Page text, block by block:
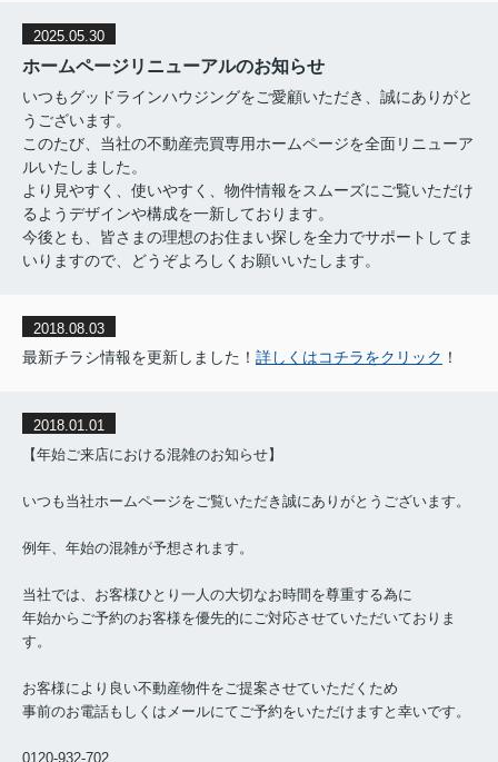
2025.05.30
ホームページリニューアルのお知らせ
いつもグッドラインハウジングをご愛顧いただき、誠にありがと
うございます。
このたび、当社の不動産売買専用ホームページを全面リニューア
ルいたしました。
より見やすく、使いやすく、物件情報をスムーズにご覧いただけ
るようデザインや構成を一新しております。
今後とも、皆さまの理想のお住まい探しを全力でサポートしてま
いりますので、どうぞよろしくお願いいたします。
2018.08.03
最新チラシ情報を更新しました！ 詳しくはコチラをクリック ！
2018.01.01
【年始ご来店における混雑のお知らせ】
いつも当社ホームページをご覧いただき誠にありがとうございます。
例年、年始の混雑が予想されます。
当社では、お客様ひとり一人の大切なお時間を尊重する為に
年始からご予約のお客様を優先的にご対応させていただいておりま
す。
お客様により良い不動産物件をご提案させていただくため
事前のお電話もしくはメールにてご予約をいただけますと幸いです。
0120-932-702